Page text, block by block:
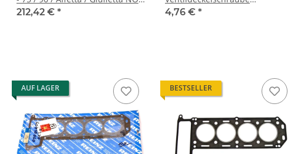
Original
212,42 € *
Aluminium Alfa 105/115 + 116 4-
4,76 € *
AUF LAGER BESTSELLER